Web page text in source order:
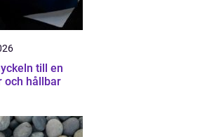
och hållbar